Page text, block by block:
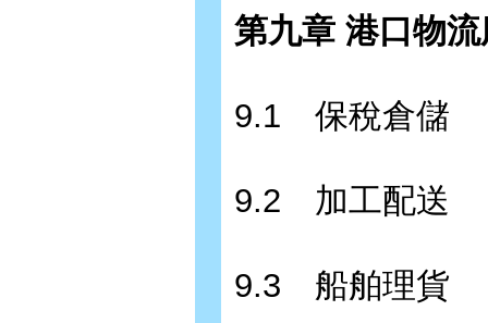
第九章 港口物
9.1 保稅倉儲
9.2 加工配送
9.3 船舶理貨